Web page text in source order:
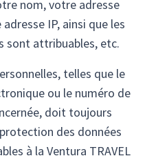
nom, votre adresse
IP, ainsi que les
sont attribuables, etc.
telles que le
ou le numéro de
doit toujours
des données
à la Ventura TRAVEL